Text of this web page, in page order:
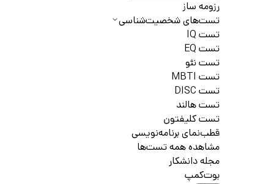
رزومه ساز
تست‌های شخصیت‌شناسی
تست IQ
تست EQ
تست نئو
تست MBTI
تست DISC
تست هالند
تست کلیفتون
قطب‌نمای برنامه‌نویسی
مشاهده همه تست‌ها
مجله دانشکار
بوت‌کمپ